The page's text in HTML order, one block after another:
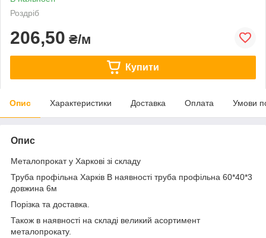
Роздріб
206,50 ₴/м
Купити
Опис Характеристики Доставка Оплата Умови
Опис
Металопрокат у Харкові зі складу
Труба профільна Харків В наявності труба профільна 60*40*3
довжина 6м
Порізка та доставка.
Також в наявності на складі великий асортимент
металопрокату.